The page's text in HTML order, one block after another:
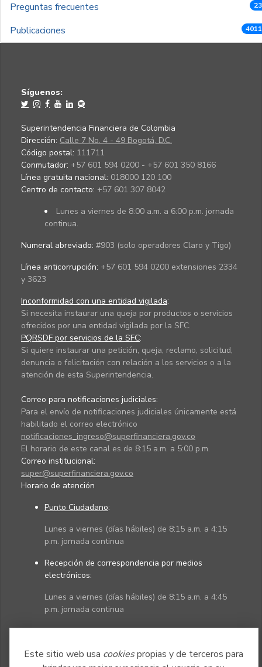
Este sitio web usa cookiespropias y de terceros para
Preguntas frecuentes
Publicaciones
Síguenos:
Superintendencia Financiera de Colombia
Dirección: Calle 7 No. 4 - 49 Bogotá, D.C.
Código postal: 111711
Conmutador: +57 601 594 0200 - +57 601 350 8166
Línea gratuita nacional: 018000 120 100
Centro de contacto: +57 601 307 8042
Lunes a viernes de 8:00 a.m. a 6:00 p.m. jornada
continua.
Numeral abreviado: #903 (solo operadores Claro y Tigo)
Línea anticorrupción: +57 601 594 0200 extensiones 2334
y 3623
Inconformidad con una entidad vigilada:
Si necesita instaurar una queja por productos o servicios
ofrecidos por una entidad vigilada por la SFC.
PQRSDF por servicios de la SFC:
Si quiere instaurar una petición, queja, reclamo, solicitud,
denuncia o felicitación con relación a los servicios o a la
atención de esta Superintendencia.
Correo para notificaciones judiciales:
Para el envío de notificaciones judiciales únicamente está
habilitado el correo electrónico
notificaciones_ingreso@superfinanciera.gov.co
El horario de este canal es de 8:15 a.m. a 5:00 p.m.
Correo institucional:
super@superfinanciera.gov.co
Horario de atención
Punto Ciudadano:
Lunes a viernes (días hábiles) de 8:15 a.m. a 4:15
p.m. jornada continua
Recepción de correspondencia por medios
electrónicos:
Lunes a viernes (días hábiles) de 8:15 a.m. a 4:45
p.m. jornada continua